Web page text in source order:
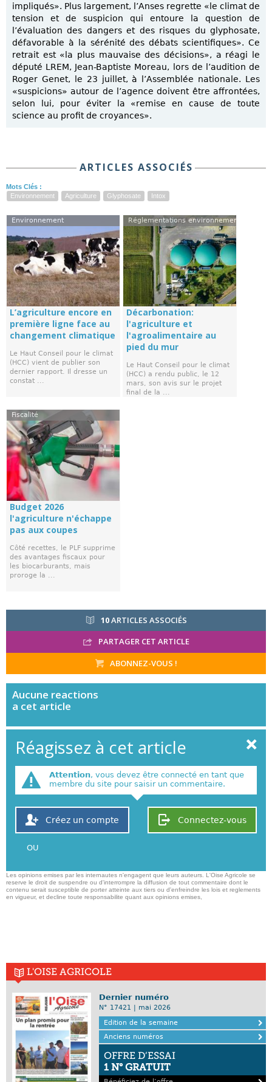
impliqués». Plus largement, l’Anses regrette «le climat de
tension et de suspicion qui entoure la question de
l’évaluation des dangers et des risques du glyphosate,
défavorable à la sérénité des débats scientifiques». Ce
retrait est «la plus mauvaise des décisions», a réagi le
député LREM, Jean-Baptiste Moreau, lors de l’audition de
Roger Genet, le 23 juillet, à l’Assemblée nationale. Les
«suspicions» autour de l’agence doivent être affrontées,
selon lui, pour éviter la «remise en cause de toute
science au profit de croyances».
ARTICLES ASSOCIÉS
Mots Clés :
Environnement
Agriculture Glyphosate Intox
Environnement
L’agriculture encore en
première ligne face au
changement climatique
Le Haut Conseil pour le climat
(HCC) vient de publier son
dernier rapport. Il dresse un
constat ...
Réglementations environnementales
Décarbonation:
l'agriculture et
l'agroalimentaire au
pied du mur
Le Haut Conseil pour le climat
(HCC) a rendu public, le 12
mars, son avis sur le projet
final de la ...
Fiscalité
Budget 2026
l'agriculture n'échappe
pas aux coupes
Côté recettes, le PLF supprime
des avantages fiscaux pour
les biocarburants, mais
proroge la ...
10ARTICLES ASSOCIÉS
PARTAGER CET ARTICLE
ABONNEZ-VOUS !
Aucune reactions
a cet article
Réagissez à cet article
Attention, vous devez être connecté en tant que
membre du site pour saisir un commentaire.
Connectez-vous
Créez un compte
OU
Les opinions emises par les internautes n'engagent que leurs auteurs. L'Oise Agricole se
reserve le droit de suspendre ou d'interrompre la diffusion de tout commentaire dont le
contenu serait susceptible de porter atteinte aux tiers ou d'enfreindre les lois et reglements
en vigueur, et decline toute responsabilite quant aux opinions emises,
L'OISE AGRICOLE
Dernier numéro
N° 17421 | mai 2026
Edition de la semaine
Anciens numéros
OFFRE D’ESSAI
1 N° GRATUIT